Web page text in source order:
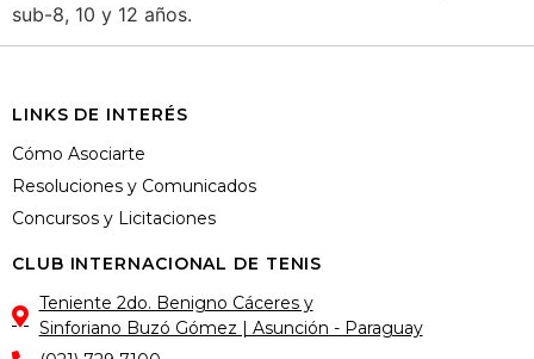
sub-8, 10 y 12 años.
LINKS DE INTERÉS
Cómo Asociarte
Resoluciones y Comunicados
Concursos y Licitaciones
CLUB INTERNACIONAL DE TENIS
Teniente 2do. Benigno Cáceres y
Sinforiano Buzó Gómez | Asunción - Paraguay